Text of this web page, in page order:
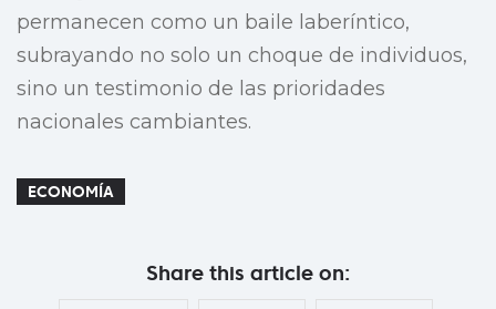
permanecen como un baile laberíntico,
subrayando no solo un choque de individuos,
sino un testimonio de las prioridades
nacionales cambiantes.
ECONOMÍA
Share this article on: